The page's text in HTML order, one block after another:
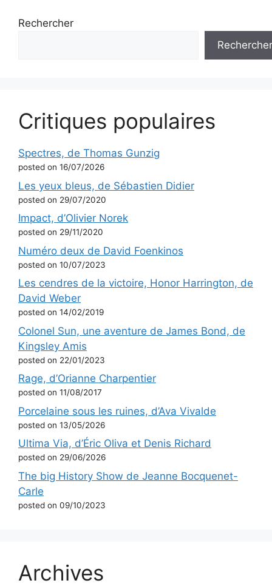
Rechercher
Rechercher
Critiques populaires
Spectres, de Thomas Gunzig
posted on 16/07/2026
Les yeux bleus, de Sébastien Didier
posted on 29/07/2020
Impact, d’Olivier Norek
posted on 29/11/2020
Numéro deux de David Foenkinos
posted on 10/07/2023
Les cendres de la victoire, Honor Harrington, de
David Weber
posted on 14/02/2019
Colonel Sun, une aventure de James Bond, de
Kingsley Amis
posted on 22/01/2023
Rage, d’Orianne Charpentier
posted on 11/08/2017
Porcelaine sous les ruines, d’Ava Vivalde
posted on 13/05/2026
Ultima Via, d’Éric Oliva et Denis Richard
posted on 29/06/2026
The big History Show de Jeanne Bocquenet-
Carle
posted on 09/10/2023
Archives